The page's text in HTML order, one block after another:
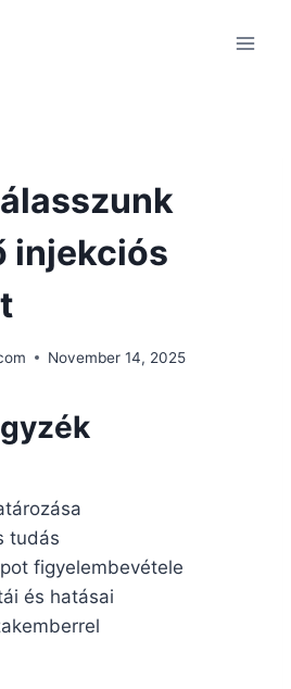
injekciós
November 14, 2025
tudás
figyelembevétele
és hatásai